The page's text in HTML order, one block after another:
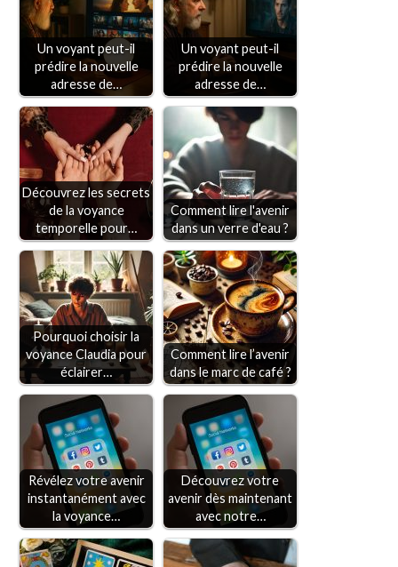
Un voyant peut-il
prédire la nouvelle
adresse de…
Un voyant peut-il
prédire la nouvelle
adresse de…
Découvrez les secrets
de la voyance
temporelle pour…
Comment lire l'avenir
dans un verre d'eau ?
Pourquoi choisir la
voyance Claudia pour
éclairer…
Comment lire l’avenir
dans le marc de café ?
Révélez votre avenir
instantanément avec
la voyance…
Découvrez votre
avenir dès maintenant
avec notre…